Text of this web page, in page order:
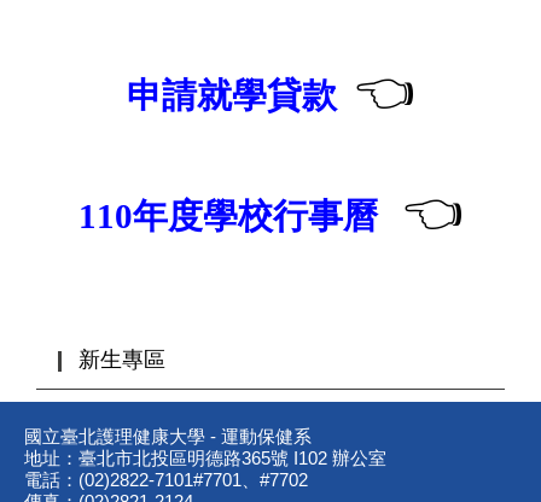
申請就學貸款 👈
110年度學校行事曆 👈
新生專區
國立臺北護理健康大學 - 運動保健系
地址：臺北市北投區明德路365號 I102 辦公室
電話：(02)2822-7101#7701、#7702